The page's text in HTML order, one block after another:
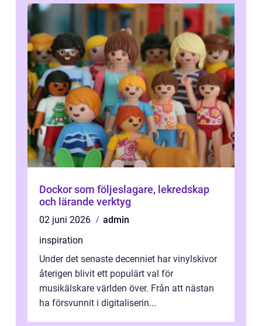
Dockor som följeslagare, lekredskap
och lärande verktyg
02 juni 2026
admin
inspiration
Under det senaste decenniet har vinylskivor
återigen blivit ett populärt val för
musikälskare världen över. Från att nästan
ha försvunnit i digitaliserin...